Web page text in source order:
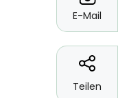
E-Mail
Teilen